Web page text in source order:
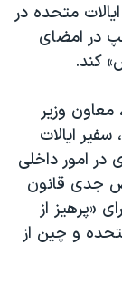
متحده در
در امضای
کند.
معاون وزیر
ایالات
امور داخلی
جدی قانون
«پرهیز از
و چین از